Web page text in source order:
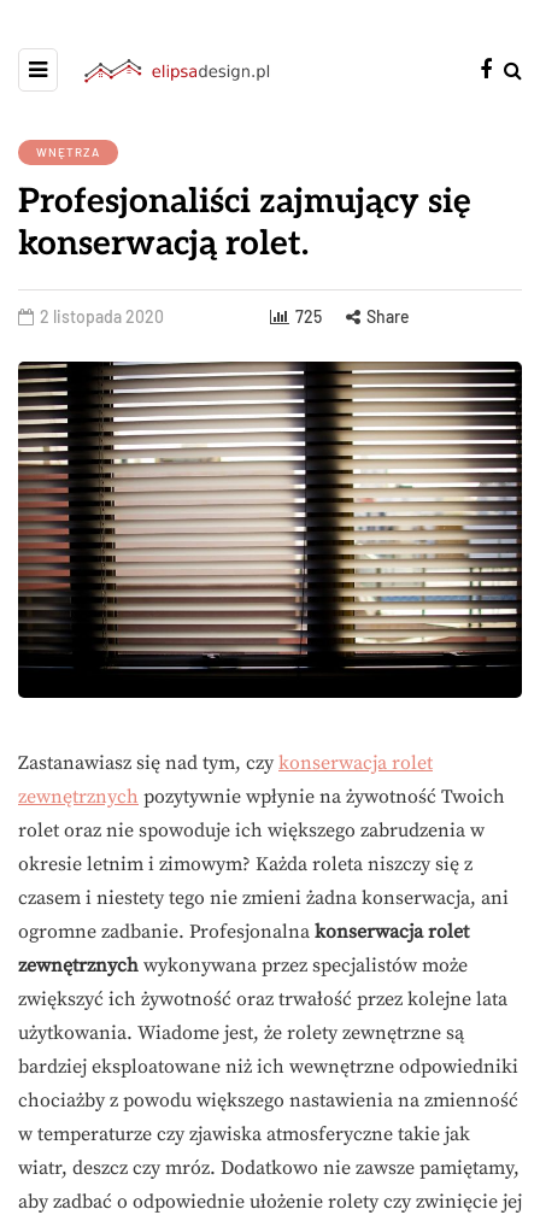
WNĘTRZA
Profesjonaliści zajmujący się
konserwacją rolet.
2 listopada 2020 725 Share
Zastanawiasz się nad tym, czy konserwacja rolet
zewnętrznych pozytywnie wpłynie na żywotność Twoich
rolet oraz nie spowoduje ich większego zabrudzenia w
okresie letnim i zimowym? Każda roleta niszczy się z
czasem i niestety tego nie zmieni żadna konserwacja, ani
ogromne zadbanie. Profesjonalna konserwacja rolet
zewnętrznych wykonywana przez specjalistów może
zwiększyć ich żywotność oraz trwałość przez kolejne lata
użytkowania. Wiadome jest, że rolety zewnętrzne są
bardziej eksploatowane niż ich wewnętrzne odpowiedniki
chociażby z powodu większego nastawienia na zmienność
w temperaturze czy zjawiska atmosferyczne takie jak
wiatr, deszcz czy mróz. Dodatkowo nie zawsze pamiętamy,
aby zadbać o odpowiednie ułożenie rolety czy zwinięcie jej